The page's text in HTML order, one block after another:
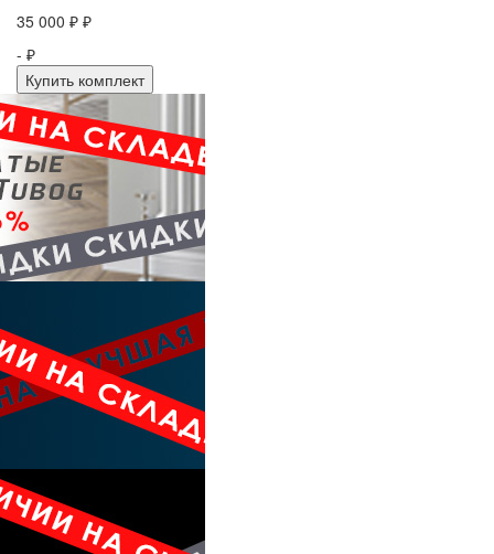
35 000 ₽ ₽
- ₽
Купить комплект